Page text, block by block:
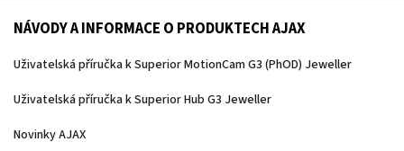
NÁVODY A INFORMACE O PRODUKTECH AJAX
Uživatelská příručka k Superior MotionCam G3 (PhOD) Jeweller
Uživatelská příručka k Superior Hub G3 Jeweller
Novinky AJAX